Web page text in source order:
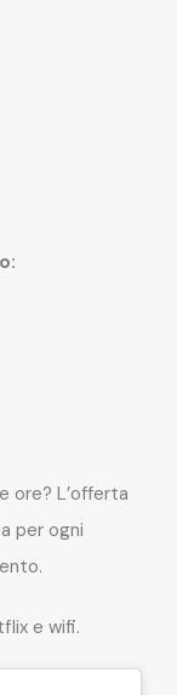
ore? L’offerta
per ogni
e wifi.